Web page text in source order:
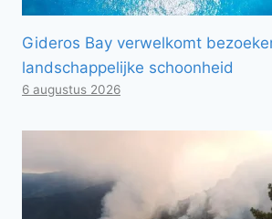
Gideros Bay verwelkomt
landschappelijke schoonheid
6 augustus 2026